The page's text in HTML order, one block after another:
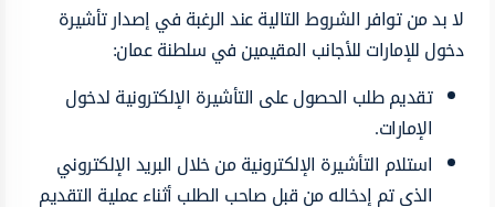
لا بد من توافر الشروط التالية عند الرغبة في إصدار تأشيرة
دخول للإمارات للأجانب المقيمين في سلطنة عمان:
تقديم طلب الحصول على التأشيرة الإلكترونية لدخول
الإمارات.
استلام التأشيرة الإلكترونية من خلال البريد الإلكتروني
الذي تم إدخاله من قبل صاحب الطلب أثناء عملية التقديم